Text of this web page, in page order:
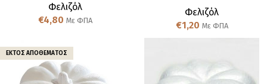
Φελιζόλ
€4,80 Με ΦΠΑ
Φελιζόλ
€1,20 Με ΦΠΑ
ΕΚΤΌΣ ΑΠΟΘΈΜΑΤΟΣ